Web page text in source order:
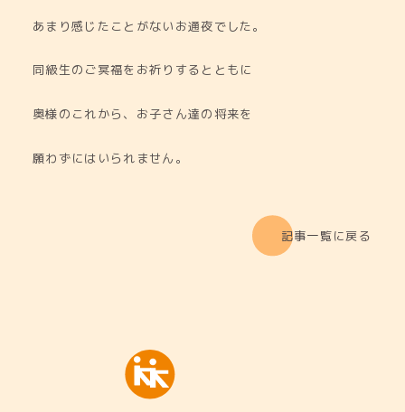
あまり感じたことがないお通夜でした。
同級生のご冥福をお祈りするとともに
奥様のこれから、お子さん達の将来を
願わずにはいられません。
記事一覧に戻る